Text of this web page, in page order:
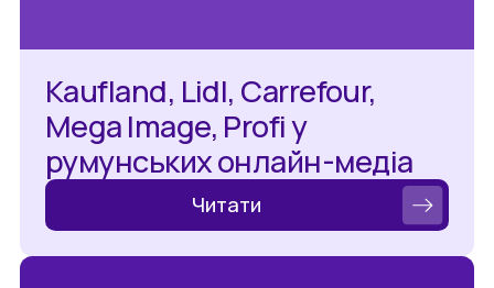
Kaufland, Lidl, Carrefour,
Mega Image, Profi у
румунських онлайн-медіа
Читати